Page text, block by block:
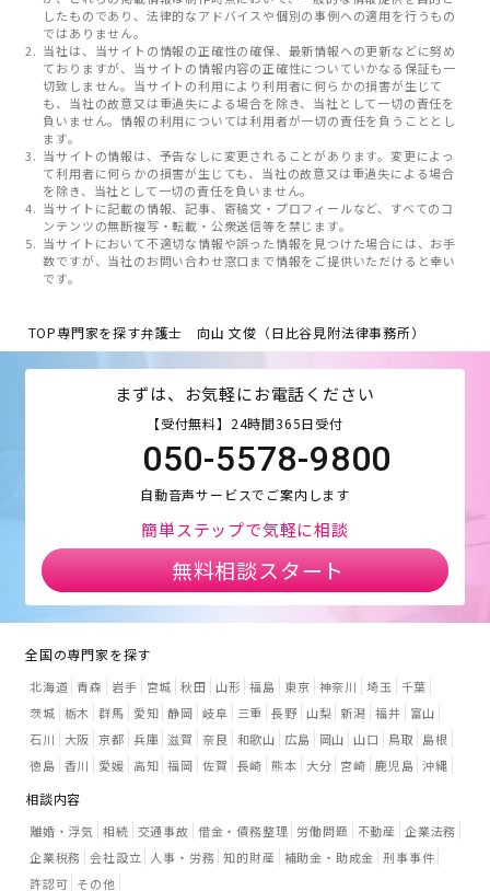
したものであり、法律的なアドバイスや個別の事例への適用を行うもの
ではありません。
当社は、当サイトの情報の正確性の確保、最新情報への更新などに努め
ておりますが、当サイトの情報内容の正確性についていかなる保証も一
切致しません。当サイトの利用により利用者に何らかの損害が生じて
も、当社の故意又は重過失による場合を除き、当社として一切の責任を
負いません。情報の利用については利用者が一切の責任を負うこととし
ます。
当サイトの情報は、予告なしに変更されることがあります。変更によっ
て利用者に何らかの損害が生じても、当社の故意又は重過失による場合
を除き、当社として一切の責任を負いません。
当サイトに記載の情報、記事、寄稿文・プロフィールなど、すべてのコ
ンテンツの無断複写・転載・公衆送信等を禁じます。
当サイトにおいて不適切な情報や誤った情報を見つけた場合には、お手
数ですが、当社のお問い合わせ窓口まで情報をご提供いただけると幸い
です。
TOP専門家を探す弁護士 向山 文俊（日比谷見附法律事務所）
まずは、お気軽にお電話ください
【受付無料】24時間365日受付
050-5578-9800
自動音声サービスでご案内します
簡単ステップで気軽に相談
無料相談スタート
全国の専門家を探す
北海道 青森 岩手 宮城 秋田 山形 福島 東京 神奈川 埼玉
千葉
茨城 栃木 群馬 愛知 静岡 岐阜 三重 長野 山梨 新潟 福井
富山
石川
大阪 京都 兵庫 滋賀 奈良 和歌山 広島 岡山 山口 鳥取
島根
徳島 香川 愛媛 高知 福岡 佐賀 長崎 熊本 大分 宮崎 鹿児島 沖縄
相談内容
離婚・浮気 相続 交通事故 借金・債務整理 労働問題 不動産 企業法務
企業税務 会社設立 人事・労務 知的財産 補助金・助成金 刑事事件
許認可 その他